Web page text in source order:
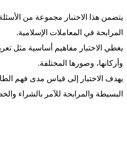
يتضمن هذا الاختبار مجموعة من الأسئلة
المرابحة في المعاملات الإسلامية.
يغطي الاختبار مفاهيم أساسية مثل
وأركانها، وصورها المختلفة.
يهدف الاختبار إلى قياس مدى فهم
البسيطة والمرابحة للآمر بالشراء